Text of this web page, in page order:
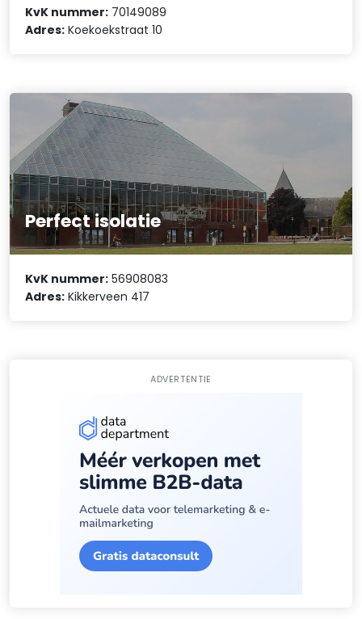
KvK nummer: 70149089
Adres: Koekoekstraat 10
Perfect isolatie
KvK nummer: 56908083
Adres: Kikkerveen 417
ADVERTENTIE